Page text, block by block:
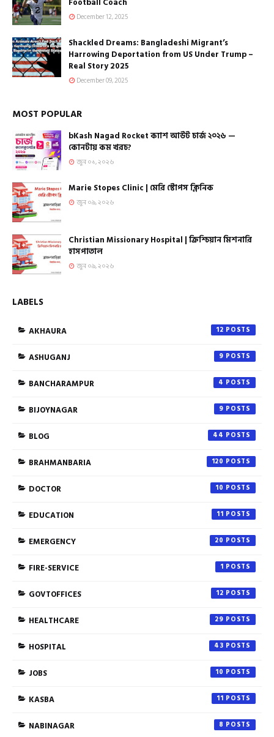
December 12, 2025
Shackled Dreams: Bangladeshi Migrant’s
Harrowing Deportation from US Under Trump –
Real Story 2025
December 09, 2025
MOST POPULAR
bKash Nagad Rocket ক্যাশ আউট চার্জ ২০২৬ —
কোনটায় কম খরচ?
জুন ০১, ২০২৬
Marie Stopes Clinic | মেরি স্টোপস ক্লিনিক
জুন ০৯, ২০২৬
Christian Missionary Hospital | ক্রিশ্চিয়ান মিশনারি
হাসপাতাল
জুন ০৯, ২০২৬
LABELS
AKHAURA 12
ASHUGANJ 9
BANCHARAMPUR 4
BIJOYNAGAR 9
BLOG 44
BRAHMANBARIA 120
DOCTOR 10
EDUCATION 11
EMERGENCY 20
FIRE-SERVICE 1
GOVTOFFICES 12
HEALTHCARE 29
HOSPITAL 43
JOBS 10
KASBA 11
NABINAGAR 8